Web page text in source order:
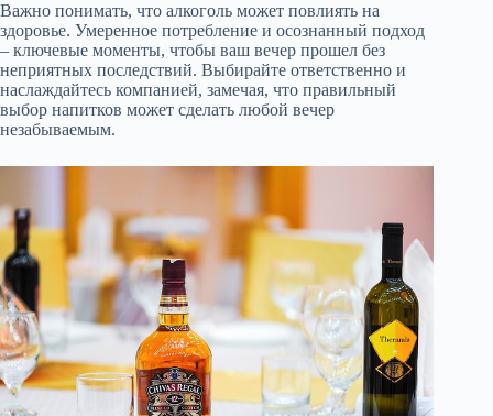
Важно понимать, что алкоголь может повлиять на
здоровье. Умеренное потребление и осознанный подход
– ключевые моменты, чтобы ваш вечер прошел без
неприятных последствий. Выбирайте ответственно и
наслаждайтесь компанией, замечая, что правильный
выбор напитков может сделать любой вечер
незабываемым.